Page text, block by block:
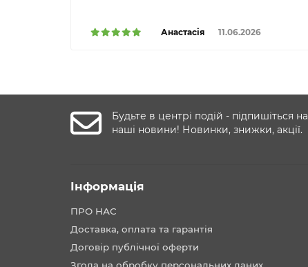
Анастасія 11.06.2026
Будьте в центрі подій - підпишіться на
наші новини! Новинки, знижки, акції.
Інформація
ПРО НАС
Доставка, оплата та гарантія
Договір публічної оферти